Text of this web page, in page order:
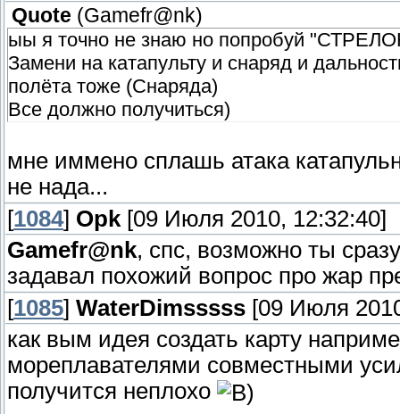
Quote (Gamefr@nk)
ыы я точно не знаю но попробуй
Замени на катапульту и снаряд и
полёта тоже (Снаряда)
Все должно получиться)
мне иммено сплашь атака
не нада...
[1084] Opk [09 Июля 2010, 12:32:40]
Gamefr@nk, спс, возможно ты
задавал похожий вопрос про жар
[1085] WaterDimsssss [09 Июля
как вым идея создать карту
мореплавателями совместными
получится неплохо